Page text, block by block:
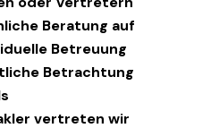
Beratung auf
Betreuung
Betrachtung
vertreten wir